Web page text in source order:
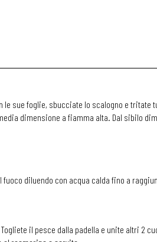
sue foglie, sbucciate lo scalogno e
dimensione a fiamma alta. Dal sibilo
diluendo con acqua calda fino a
il pesce dalla padella e unite altri 2